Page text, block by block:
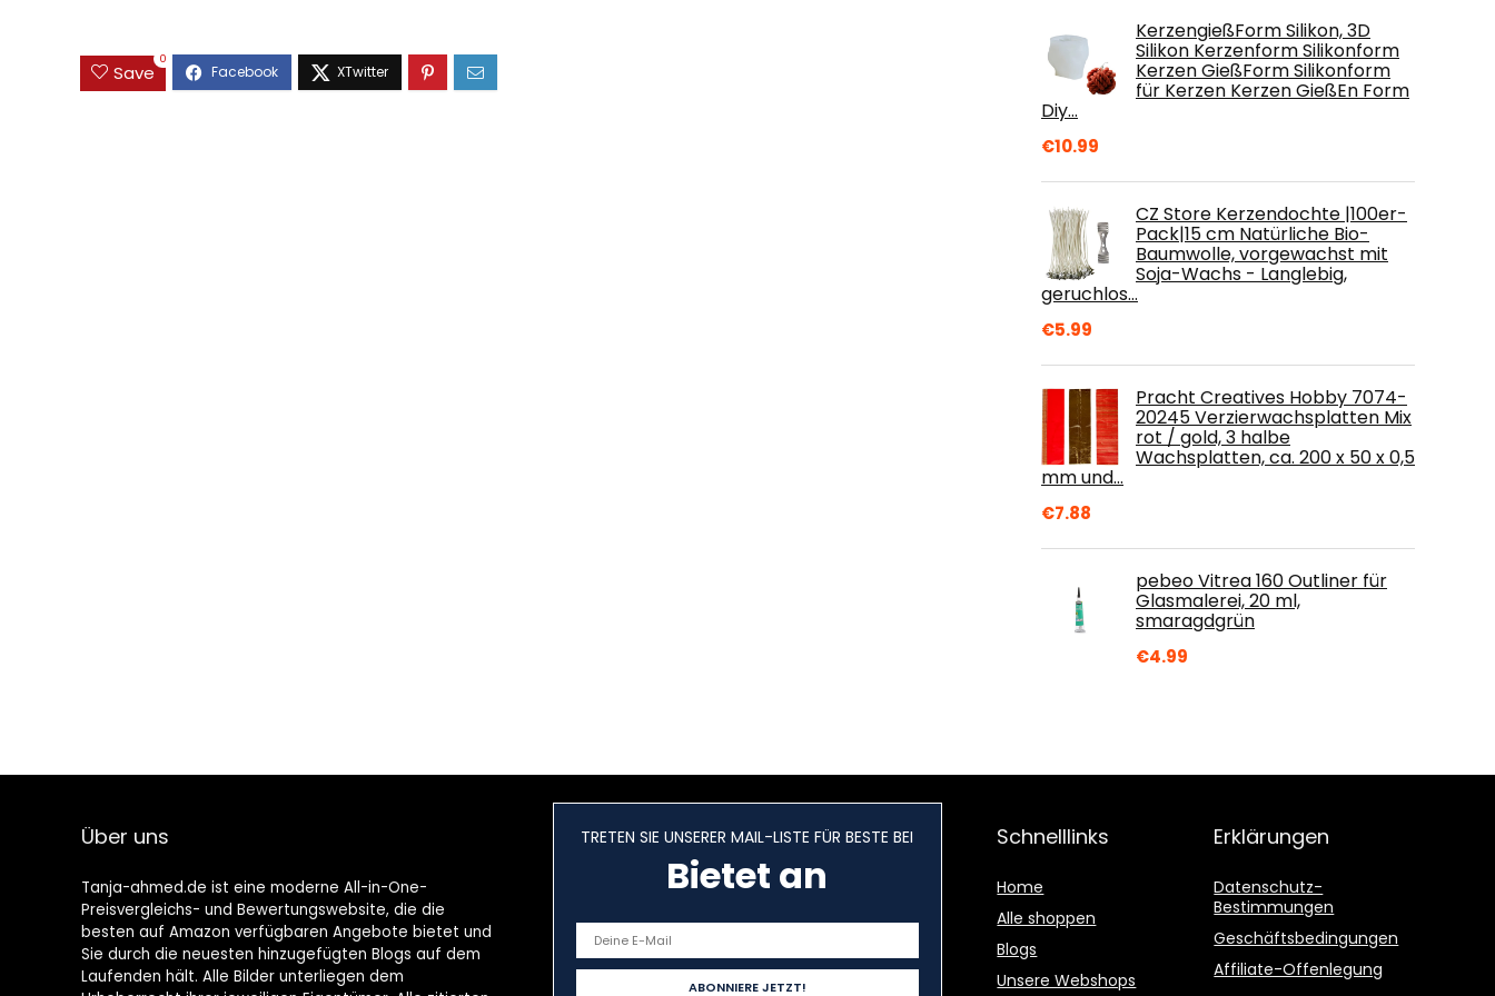
Save
0
KerzengießForm Silikon, 3D
Silikon Kerzenform Silikonform
Kerzen GießForm Silikonform
für Kerzen Kerzen GießEn Form
Diy…
€10.99
CZ Store Kerzendochte |100er-
Pack|15 cm Natürliche Bio-
Baumwolle, vorgewachst mit
Soja-Wachs - Langlebig,
geruchlos…
€5.99
Pracht Creatives Hobby 7074-
20245 Verzierwachsplatten Mix
rot / gold, 3 halbe
Wachsplatten, ca. 200 x 50 x 0,5
mm und…
€7.88
pebeo Vitrea 160 Outliner für
Glasmalerei, 20 ml,
smaragdgrün
€4.99
Über uns
Tanja-ahmed.de ist eine moderne All-in-One-
Preisvergleichs- und Bewertungswebsite, die die
besten auf Amazon verfügbaren Angebote bietet und
Sie durch die neuesten hinzugefügten Blogs auf dem
Laufenden hält. Alle Bilder unterliegen dem
TRETEN SIE UNSERER MAIL-LISTE FÜR BESTE BEI
Bietet an
Schnelllinks
Home
Alle shoppen
Blogs
Unsere Webshops
Erklärungen
Datenschutz-
Bestimmungen
Geschäftsbedingungen
Affiliate-Offenlegung